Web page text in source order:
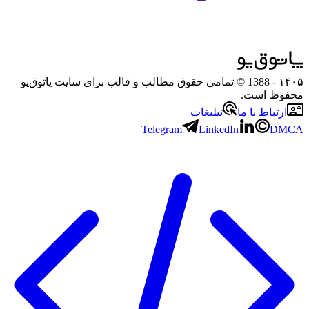
۱۴۰۵
- 1388 © تمامی حقوق مطالب و قالب برای سایت پاتوق‌یو
محفوظ است.
ارتباط با ما
تبلیغات
Telegram
LinkedIn DMCA